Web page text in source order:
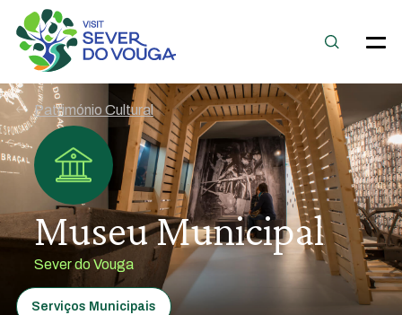
Património Cultural
Museu Municipal
Sever do Vouga
Serviços Municipais